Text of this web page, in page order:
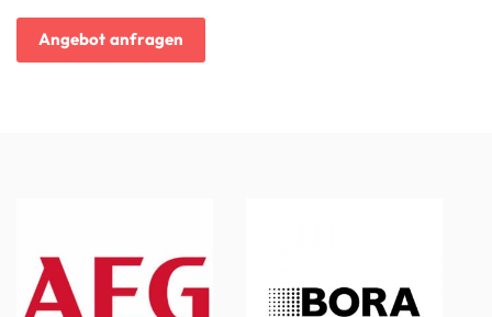
Angebot anfragen